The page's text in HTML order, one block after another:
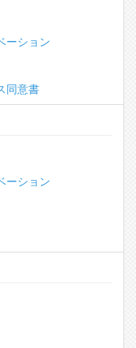
ーション
同意書
ーション